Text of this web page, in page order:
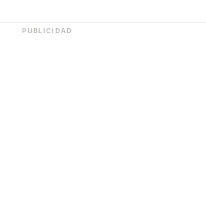
PUBLICIDAD